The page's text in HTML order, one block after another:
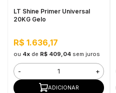
LT Shine Primer Universal
20KG Gelo
R$ 1.636,17
ou 4xde R$ 409,04 sem juros
- +
ADICIONAR